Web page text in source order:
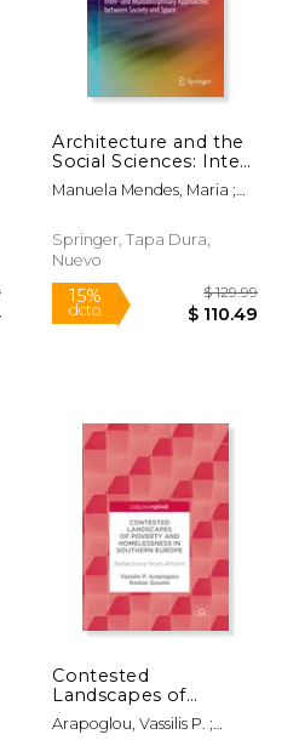
Architecture and the
Social Sciences: Inter-
And Multidisciplinary
Approaches Between
Inglés)
Manuela Mendes, Maria ;
Springer, Tapa Dura,
Nuevo
Contested
Landscapes of
Poverty and
Homelessness in
Arapoglou, Vassilis P. ;